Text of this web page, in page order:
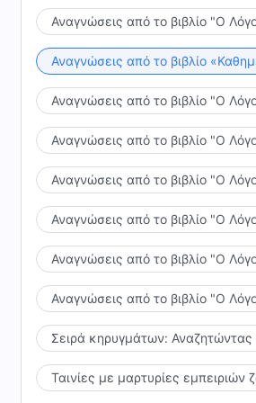
Εργάζονταν μόνον επειδή
Άγιο Πνεύμα ενσαρκώθηκε.
αυτοί οι υιοί του ανθρώπου
Θεού. Το ακριβώς αντίθετο
σωτηρίας και της κρίσης του
κι επομένως, δεν χρειαζόταν
μέρους του. Στα μάτια του
μέσων του έργου τους. Κι
Θεού με αυτό των προφητών
ουσιαστικά η ίδια μ’ εκείνη
ακόμη πιο συνηθισμένος και
ανίκανος να τους ξεχωρίσει.
ότι, παρόλο που κι οι δύο
διάκρισης του ανθρώπου είναι
ακόμα λιγότερο ικανός να
που χρησιμοποιήθηκαν από το
εκτελέσει τη λειτουργία του
Ωστόσο, οι λόγοι και το έργο
Αναγνώσεις από το βιβλίο "Ο
Αναγνώσεις από το βιβλίο
Αναγνώσεις από το βιβλίο "Ο
Αναγνώσεις από το βιβλίο "Ο
Αναγνώσεις από το βιβλίο "Ο
Αναγνώσεις από το βιβλίο "Ο
Αναγνώσεις από το βιβλίο "Ο
Αναγνώσεις από το βιβλίο "Ο
Σειρά κηρυγμάτων: Αναζητώντας
Ταινίες με μαρτυρίες εμπειριών